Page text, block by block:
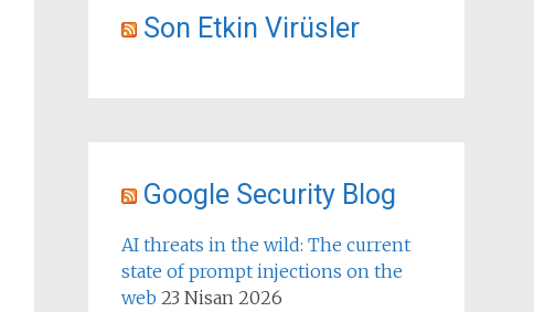
Son Etkin Virüsler
Google Security Blog
AI threats in the wild: The current
state of prompt injections on the
web 23 Nisan 2026